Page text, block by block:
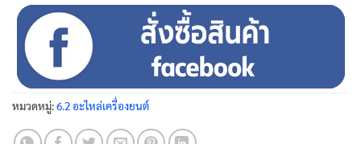
หมวดหมู่:6.2 อะไหล่เครื่องยนต์